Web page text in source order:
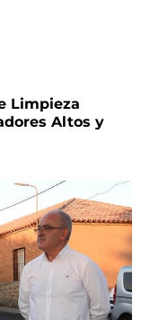
Limpieza
Altos y